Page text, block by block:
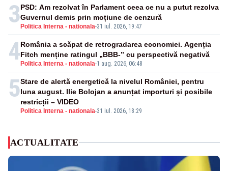
3 Politica Interna - nationala-31 iul. 2026, 19:47
PSD: Am rezolvat în Parlament ceea ce nu a putut rezolva
Guvernul demis prin moțiune de cenzură
4 Politica Interna - nationala-1 aug. 2026, 06:48
România a scăpat de retrogradarea economiei. Agenția
Fitch menține ratingul „BBB-” cu perspectivă negativă
5
Politica Interna - nationala-31 iul. 2026, 18:29
Stare de alertă energetică la nivelul României, pentru
luna august. Ilie Bolojan a anunțat importuri și posibile
restricții – VIDEO
ACTUALITATE